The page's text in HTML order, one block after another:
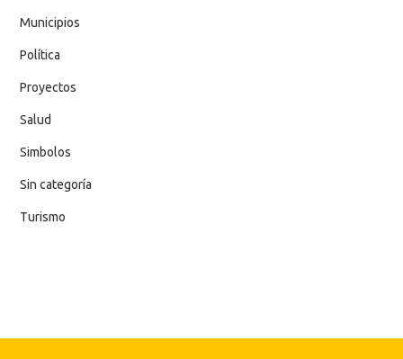
Municipios
Política
Proyectos
Salud
Simbolos
Sin categoría
Turismo